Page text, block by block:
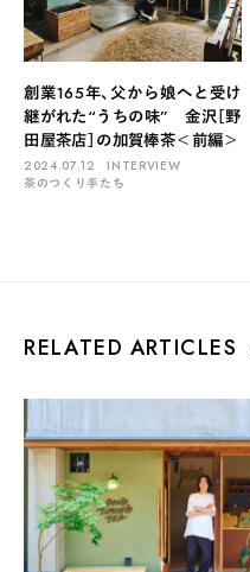
創業165年、父から娘へと受け
継がれた“うちの味” 金沢［野
田屋茶店］の加賀棒茶＜前編＞
2024.07.12
INTERVIEW
茶のつくり手たち
RELATED ARTICLES